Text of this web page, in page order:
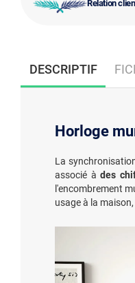
Relation
DESCRIPTIF
Horloge
La
associé àdes
l'encombrement
usage à la